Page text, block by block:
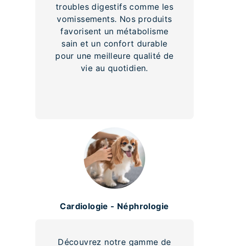
troubles digestifs comme les
vomissements. Nos produits
favorisent un métabolisme
sain et un confort durable
pour une meilleure qualité de
vie au quotidien.
Cardiologie - Néphrologie
Découvrez notre gamme de